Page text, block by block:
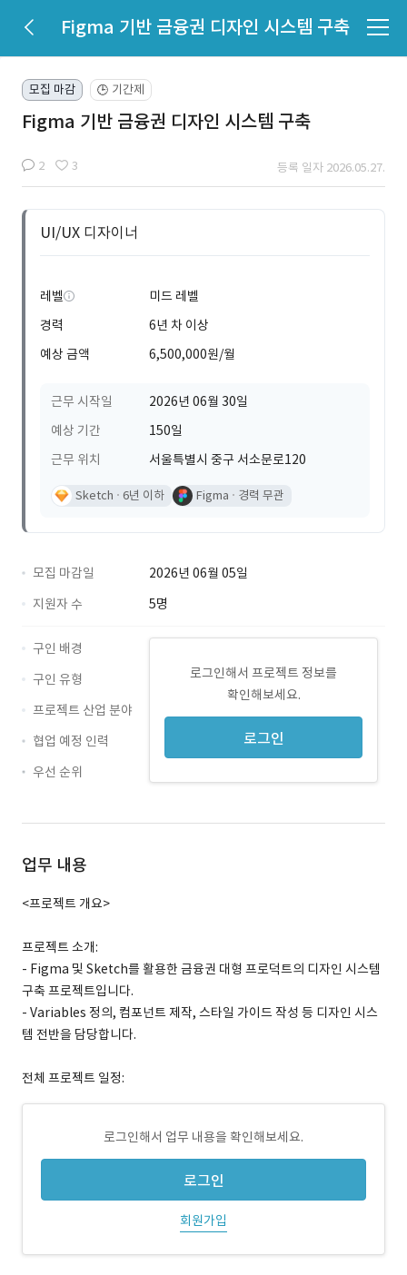
Figma 기반 금융권 디자인 시스템 구축
모집 마감 🕒 기간제
Figma 기반 금융권 디자인 시스템 구축
2 3 등록 일자 2026.05.27.
UI/UX 디자이너
레벨
미드 레벨
경력
6년 차 이상
예상 금액
6,500,000원/월
근무 시작일
2026년 06월 30일
예상 기간
150일
근무 위치
서울특별시 중구 서소문로120
Sketch 6년 이하 Figma 경력 무관
모집 마감일
2026년 06월 05일
지원자 수
5명
로그인해서 프로젝트 정보를
확인해보세요.
로그인
구인 배경
구인 유형
프로젝트 산업 분야
협업 예정 인력
우선 순위
업무 내용
<프로젝트 개요>
프로젝트 소개:
- Figma 및 Sketch를 활용한 금융권 대형 프로덕트의 디자인 시스템
구축 프로젝트입니다.
- Variables 정의, 컴포넌트 제작, 스타일 가이드 작성 등 디자인 시스
템 전반을 담당합니다.
전체 프로젝트 일정:
로그인해서 업무 내용을 확인해보세요.
로그인
회원가입